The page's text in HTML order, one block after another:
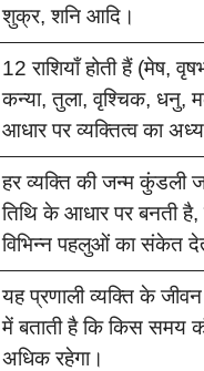
शुक्र, शनि आदि।
12 राशियाँ होती हैं (मेष,
कन्या, तुला, वृश्चिक, धनु,
आधार पर व्यक्तित्व का
हर व्यक्ति की जन्म कुंडली
तिथि के आधार पर बनती
विभिन्न पहलुओं का संकेत
यह प्रणाली व्यक्ति के
में बताती है कि किस समय
अधिक रहेगा।